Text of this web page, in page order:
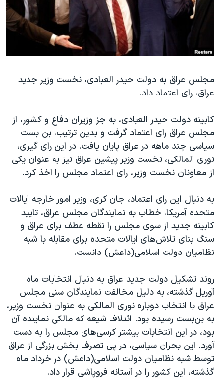
فرهنگ و زندگی
حقوق شهروندی
اسرائیل در جنگ
گالری عکس
آرشیو پخش زنده
مستندها
انتخابات ریاست جمهوری آمریکا ۲۰۲۴
حمله جمهوری اسلامی به اسرائیل
ورزش زنان در ایران
اعتراضات زن، زندگی، آزادی
مجموعه مستندهای دادخواهی
تریبونال مردمی آبان ۹۸
دادگاه حمید نوری
چهل سال گروگان‌گیری
اعتراضات مردمی آبان ۹۸
اسرائیل در جنگ
نرگس محمدی برنده جایزه نوبل صلح
همایش محافظه‌کاران آمریکا «سی‌پک»
صفحه‌های ویژه
سفر پرزیدنت ترامپ به چین
دنبال کنید
زبانهای مختلف
مجلس عراق به دولت حیدر العبادی، نخست وزیر جدید
عراق، رای اعتماد داد.
کابینه دولت حیدر العبادی، به جز وزیران دفاع و کشور، از
مجلس عراق رای اعتماد گرفت و بدین ترتیب، بن بست
سیاسی چند ماهه در عراق پایان یافت. در این رای گیری،
نوری المالکی، نخست وزیر پیشین عراق نیز به عنوان یکی
از معاونان نخست وزیر، رای اعتماد مجلس را اخذ کرد.
به دنبال این رای اعتماد، جان کری، وزیر امور خارجه ایالات
متحده آمریکا، خطاب به نمایندگان مجلس عراق، تایید
کابینه جدید از سوی مجلس را نقطه عطف برای عراق و
سنگ بنای تلاش‌های ایالات متحده برای مقابله با شبه
نظامیان دولت اسلامی(داعش) دانست.
روند تشکیل دولت جدید عراق به دنبال انتخابات ماه
آوریل گذشته، به دلیل مخالفت نمایندگان سنی مجلس
عراق با انتخاب دوباره نوری المالکی به عنوان نخست وزیر،
به بن‌بست رسیده بود. ائتلاف شیعه که مالکی نماینده آن
بود، در این انتخابات بیشتر کرسی‌های مجلس را به دست
آورد. این بحران سیاسی، در پی تصرف بخش‌ بزرگی از عراق
توسط شبه نظامیان دولت اسلامی(داعش) در خرداد ماه
گذشته، این کشور را در آستانه فروپاشی قرار داد.